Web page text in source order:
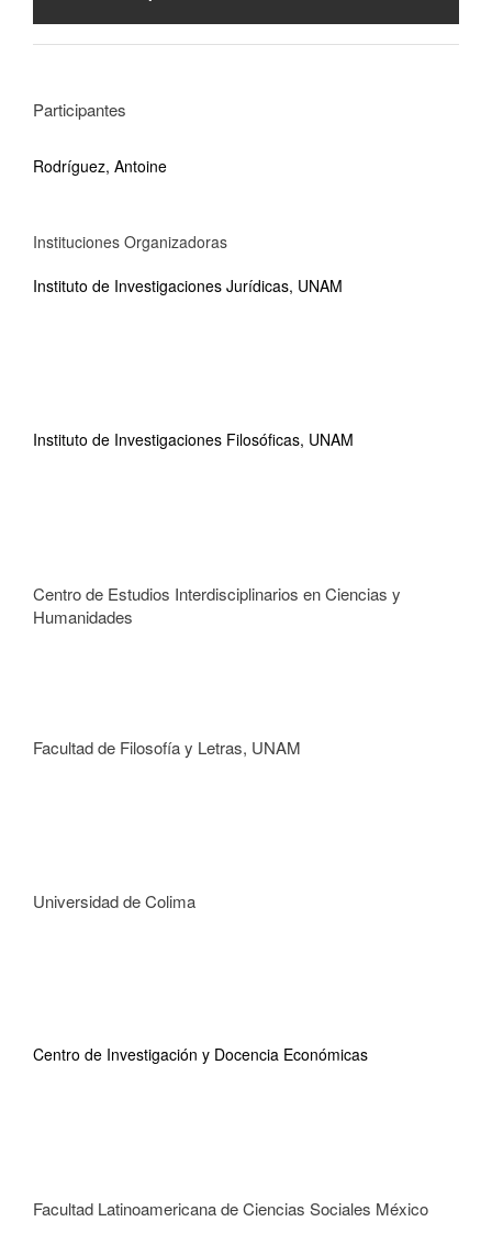
Participantes
Rodríguez, Antoine
Instituciones Organizadoras
Instituto de Investigaciones Jurídicas, UNAM
Instituto de Investigaciones Filosóficas, UNAM
Centro de Estudios Interdisciplinarios en Ciencias y
Humanidades
Facultad de Filosofía y Letras, UNAM
Universidad de Colima
Centro de Investigación y Docencia Económicas
Facultad Latinoamericana de Ciencias Sociales México